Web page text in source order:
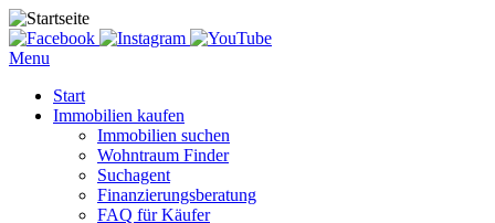
Menu
Start
Immobilien kaufen
Immobilien suchen
Wohntraum Finder
Suchagent
Finanzierungsberatung
FAQ für Käufer